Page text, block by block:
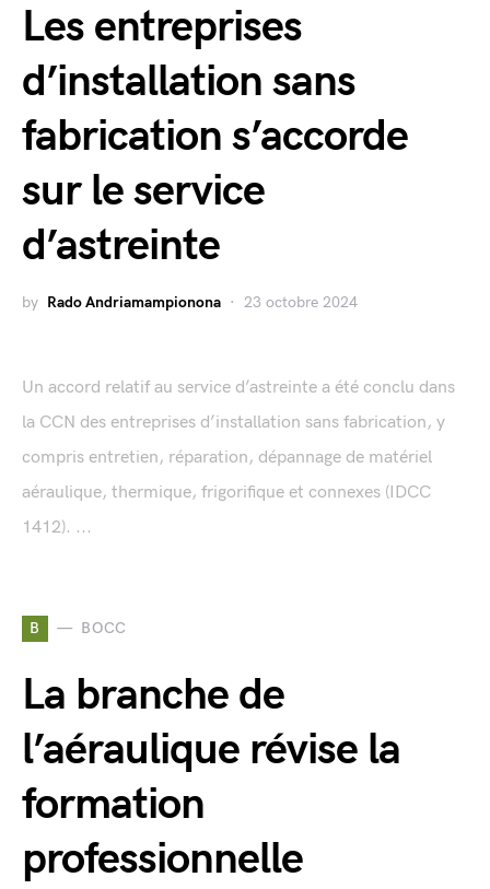
Les entreprises
d’installation sans
fabrication s’accorde
sur le service
d’astreinte
by Rado Andriamampionona 23 octobre 2024
Un accord relatif au service d’astreinte a été conclu dans
la CCN des entreprises d’installation sans fabrication, y
compris entretien, réparation, dépannage de matériel
aéraulique, thermique, frigorifique et connexes (IDCC
1412). ...
B BOCC
La branche de
l’aéraulique révise la
formation
professionnelle